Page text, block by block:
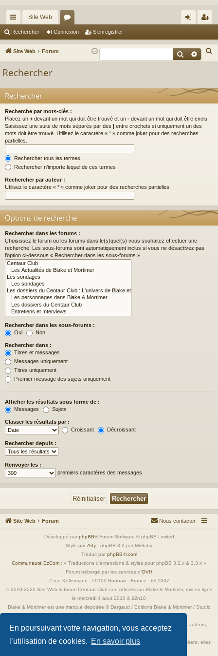
En poursuivant votre navigation, vous acceptez
l’utilisation de cookies. En savoir plus
cc
ès
ra
pi
de
Site Web
or
u
m
ne
xi
nr
eg
re
r
Rechercher Connexion S’enregistrer
Site Web Forum
e
e
r
Rechercher
Rechercher
Recherche par mots-clés :
Placez un + devant un mot qui doit être trouvé et un - devant un mot qui doit être exclu.
Saisissez une suite de mots séparés par des | entre crochets si uniquement un des
mots doit être trouvé. Utilisez le caractère « * » comme joker pour des recherches
partielles.
Rechercher tous les termes
Rechercher n’importe lequel de ces termes
Rechercher par auteur :
Utilisez le caractère « * » comme joker pour des recherches partielles.
Options de recherche
Rechercher dans les forums :
Choisissez le forum ou les forums dans le(s)quel(s) vous souhaitez effectuer une
recherche. Les sous-forums sont automatiquement inclus si vous ne désactivez pas
l’option ci-dessous « Rechercher dans les sous-forums ».
Rechercher dans les sous-forums :
Oui
Non
Rechercher dans :
Titres et messages
Messages uniquement
Titres uniquement
Premier message des sujets uniquement
Afficher les résultats sous forme de :
Messages
Sujets
Classer les résultats par :
Croissant
Décroissant
Rechercher depuis :
Renvoyer les :
premiers caractères des messages
Site Web Forum Nous contacter
Développé par phpBB® Forum Software © phpBB Limited
Style par Arty - phpBB 3.2 par MrGaby
Traduit par phpBB-fr.com
Communauté EzCom : « Traductions d'extensions & styles pour phpBB 3.2.x & 3.3.x »
Forum hébergé par les services d’OVH
2 rue Kellermann - 59100 Roubaix - France - tél 1007
© 2010-2020 Site Web & forum Centaur Club non-officiels sur Blake & Mortimer, mis en ligne
le mercredi 4 aout 2010 à 22h10
Blake & Mortimer est une marque deposée © Dargaud / Editions Blake & Mortimer / Studio
Toutes les images incluses dans ces pages sont la propriété exclusive de leurs auteurs,
ayant droits et/ou éditeurs.
Elles ne sont ici qu'à titre de référence ou d'illustration. Si les propriétaires le désirent, elles